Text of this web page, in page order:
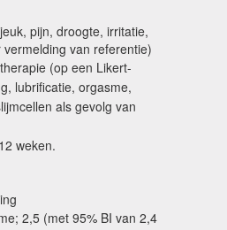
pijn, droogte, irritatie,
van referentie)
(op een Likert-
lubrificatie, orgasme,
als gevolg van
weken.
2,5 (met 95% BI van 2,4